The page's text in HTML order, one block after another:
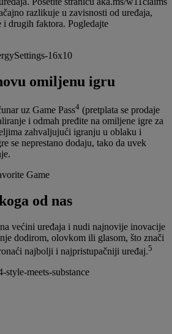
razlikuje u zavisnosti od uređaja,
i drugih faktora. Pogledajte
omiljenu igru
uz Game Pass4 (pretplata se prodaje
i odmah pređite na omiljene igre za
zahvaljujući igranju u oblaku i
se neprestano dodaju, tako da uvek
od nas
većini uređaja i nudi najnovije inovacije
dodirom, olovkom ili glasom, što znači
najbolji i najpristupačniji uređaj.5